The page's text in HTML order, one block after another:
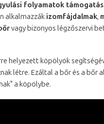
folyamatok
alkalmazzák izomfájdalmak,
vagy bizonyos légzőszervi
helyezett köpölyök
létre. Ezáltal a bőr és a bőr
a köpölybe.